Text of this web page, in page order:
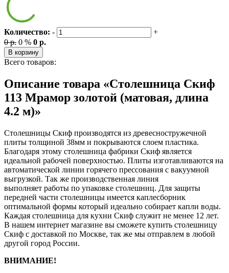
Количество: -
+
0 р. 0 % 0 р.
В корзину
Всего товаров:
Описание товара «Столешница Скиф
113 Мрамор золотой (матовая, длина
4.2 м)»
Столешницы Скиф производятся из древесностружечной
плиты толщиной 38мм и покрываются слоем пластика.
Благодаря этому столешница фабрики Скиф является
идеальной рабочей поверхностью. Плиты изготавливаются на
автоматической линии горячего прессования с вакуумной
выгрузкой. Так же производственная линия
выполняет работы по упаковке столешниц. Для защиты
передней части столешницы имеется каплесборник
оптимальной формы который идеально собирает капли воды.
Каждая столешница для кухни Скиф служит не менее 12 лет.
В нашем интернет магазине вы сможете купить столешницу
Скиф с доставкой по Москве, так же мы отправлем в любой
другой город России.
ВНИМАНИЕ!